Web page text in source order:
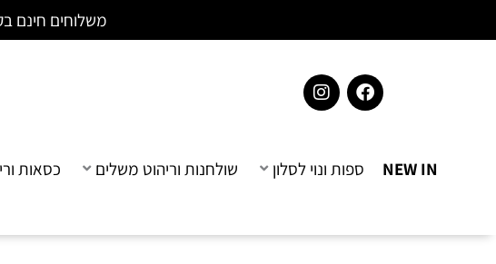
משלוחים חינם
F
a
c
o
I
n
s
g NEW IN ספות ונוי לסלון שולחנות וריהוט משלים כסאות